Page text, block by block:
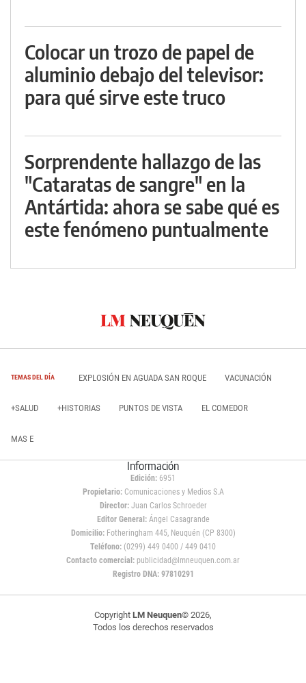
Colocar un trozo de papel de
aluminio debajo del televisor:
para qué sirve este truco
Sorprendente hallazgo de las
"Cataratas de sangre" en la
Antártida: ahora se sabe qué es
este fenómeno puntualmente
TEMAS DEL DÍA EXPLOSIÓN EN AGUADA SAN ROQUE VACUNACIÓN
+SALUD +HISTORIAS PUNTOS DE VISTA EL COMEDOR
MAS E
Información
Edición: 6951
Propietario:Comunicaciones y Medios S.A
Director: Juan Carlos Schroeder
Editor General:Ángel Casagrande
Domicilio:Fotheringham 445, Neuquén (CP 8300)
Teléfono: (0299) 449 0400 / 449 0410
Contacto comercial: publicidad@lmneuquen.com.ar
Registro DNA: 97810291
Copyright LM Neuquen© 2026,
Todos los derechos reservados